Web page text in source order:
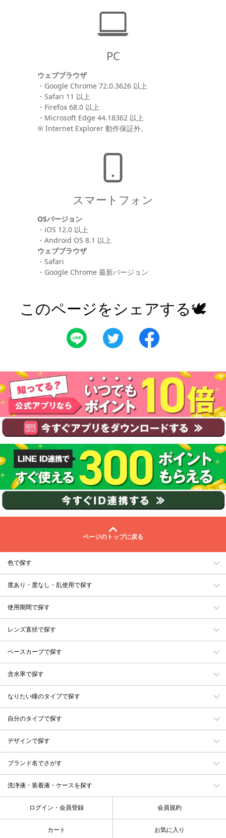
PC
ウェブブラウザ
・Google Chrome 72.0.3626 以上
・Safari 11 以上
・Firefox 68.0 以上
・Microsoft Edge 44.18362 以上
※ Internet Explorer 動作保証外。
スマートフォン
OSバージョン
・iOS 12.0 以上
・Android OS 8.1 以上
ウェブブラウザ
・Safari
・Google Chrome 最新バージョン
このページをシェアする🕊
ページのトップに戻る
色で探す
度あり・度なし・乱使用で探す
使用期間で探す
レンズ直径で探す
ベースカーブで探す
含水率で探す
なりたい瞳のタイプで探す
自分のタイプで探す
デザインで探す
ブランド名でさがす
洗浄液・装着液・ケースを探す
ログイン・会員登録 会員規約
カート お気に入り